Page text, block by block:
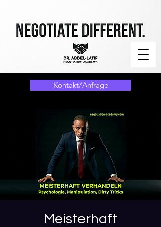
Kontakt/Anfrage
Meisterhaft